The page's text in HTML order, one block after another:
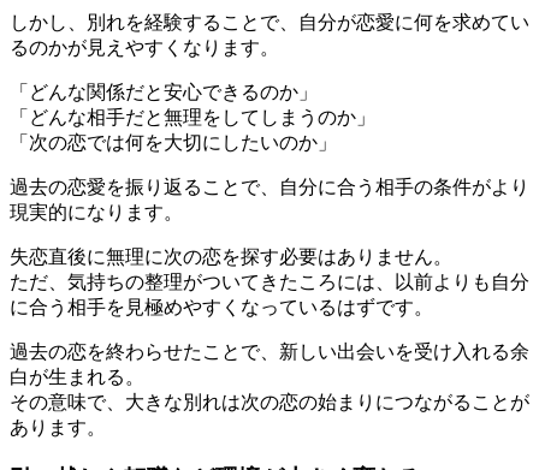
しかし、別れを経験することで、自分が恋愛に何を求めてい
るのかが見えやすくなります。
「どんな関係だと安心できるのか」
「どんな相手だと無理をしてしまうのか」
「次の恋では何を大切にしたいのか」
過去の恋愛を振り返ることで、自分に合う相手の条件がより
現実的になります。
失恋直後に無理に次の恋を探す必要はありません。
ただ、気持ちの整理がついてきたころには、以前よりも自分
に合う相手を見極めやすくなっているはずです。
過去の恋を終わらせたことで、新しい出会いを受け入れる余
白が生まれる。
その意味で、大きな別れは次の恋の始まりにつながることが
あります。